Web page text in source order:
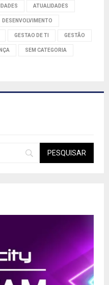
ATUALIDADES
DESENVOLVIMENTO
GESTAO DE TI GESTÃO
SEM CATEGORIA